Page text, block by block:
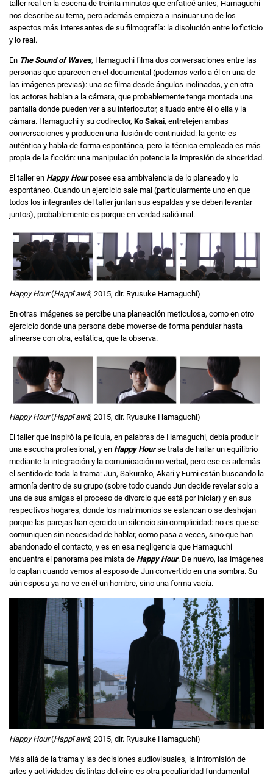
taller real en la escena de treinta minutos que enfaticé antes, Hamaguchi
nos describe su tema, pero además empieza a insinuar uno de los
aspectos más interesantes de su filmografía: la disolución entre lo ficticio
y lo real.
En The Sound of Waves, Hamaguchi filma dos conversaciones entre las
personas que aparecen en el documental (podemos verlo a él en una de
las imágenes previas): una se filma desde ángulos inclinados, y en otra
los actores hablan a la cámara, que probablemente tenga montada una
pantalla donde pueden ver a su interlocutor, situado entre él o ella y la
cámara. Hamaguchi y su codirector, Ko Sakai, entretejen ambas
conversaciones y producen una ilusión de continuidad: la gente es
auténtica y habla de forma espontánea, pero la técnica empleada es más
propia de la ficción: una manipulación potencia la impresión de sinceridad.
El taller en Happy Hourposee esa ambivalencia de lo planeado y lo
espontáneo. Cuando un ejercicio sale mal (particularmente uno en que
todos los integrantes del taller juntan sus espaldas y se deben levantar
juntos), probablemente es porque en verdad salió mal.
Happy Hour(Happî awâ, 2015, dir. Ryusuke Hamaguchi)
En otras imágenes se percibe una planeación meticulosa, como en otro
ejercicio donde una persona debe moverse de forma pendular hasta
alinearse con otra, estática, que la observa.
Happy Hour(Happî awâ, 2015, dir. Ryusuke Hamaguchi)
El taller que inspiró la película, en palabras de Hamaguchi, debía producir
una escucha profesional, y en Happy Hourse trata de hallar un equilibrio
mediante la integración y la comunicación no verbal, pero ese es además
el sentido de toda la trama: Jun, Sakurako, Akari y Fumi están buscando la
armonía dentro de su grupo (sobre todo cuando Jun decide revelar solo a
una de sus amigas el proceso de divorcio que está por iniciar) y en sus
respectivos hogares, donde los matrimonios se estancan o se deshojan
porque las parejas han ejercido un silencio sin complicidad: no es que se
comuniquen sin necesidad de hablar, como pasa a veces, sino que han
abandonado el contacto, y es en esa negligencia que Hamaguchi
encuentra el panorama pesimista de Happy Hour. De nuevo, las imágenes
lo captan cuando vemos al esposo de Jun convertido en una sombra. Su
aún esposa ya no ve en él un hombre, sino una forma vacía.
Happy Hour(Happî awâ, 2015, dir. Ryusuke Hamaguchi)
Más allá de la trama y las decisiones audiovisuales, la intromisión de
artes y actividades distintas del cine es otra peculiaridad fundamental